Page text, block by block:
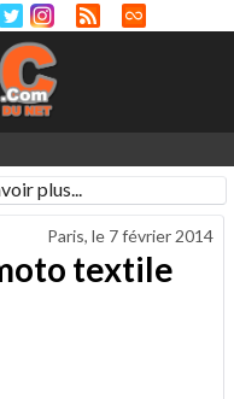
plus...
Paris, le 7 février 2014
textile